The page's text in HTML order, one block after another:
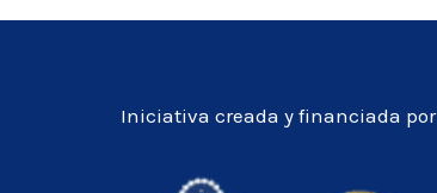
Iniciativa creada y financiada por